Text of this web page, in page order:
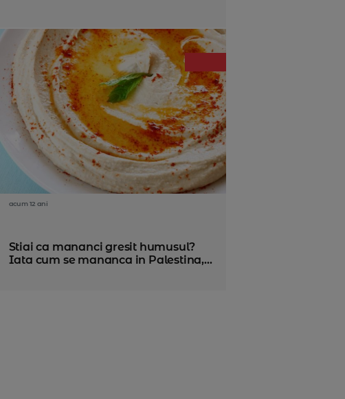
acum 12 ani
Stiai ca mananci gresit humusul?
Iata cum se mananca in Palestina,...